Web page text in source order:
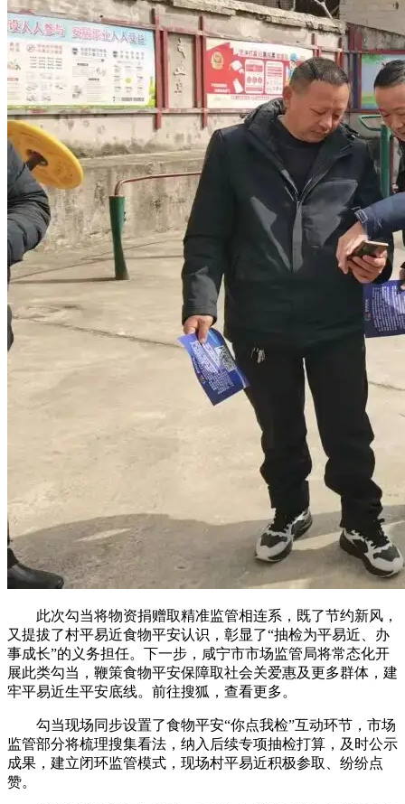
此次勾当将物资捐赠取精准监管相连系，既了节约新风，
又提拔了村平易近食物平安认识，彰显了“抽检为平易近、办
事成长”的义务担任。下一步，咸宁市市场监管局将常态化开
展此类勾当，鞭策食物平安保障取社会关爱惠及更多群体，建
牢平易近生平安底线。前往搜狐，查看更多。
勾当现场同步设置了食物平安“你点我检”互动环节，市场
监管部分将梳理搜集看法，纳入后续专项抽检打算，及时公示
成果，建立闭环监管模式，现场村平易近积极参取、纷纷点
赞。